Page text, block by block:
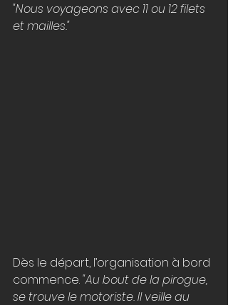
"Nous voyageons avec 11 ou 12 filets
et mailles."
Dès le départ, l’organisation à bord
commence. "Au bout de la pirogue,
se trouve le motoriste. Il veille au